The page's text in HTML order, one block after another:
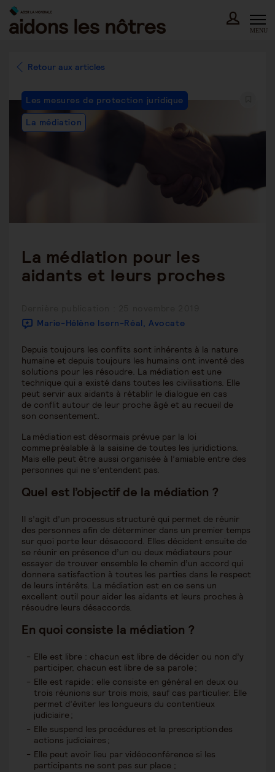
Skip
content
MENU
Retour aux articles
La médiation pour les
aidants et leurs proches
publiée :
Marie-Hélène Isern-Réal, Avocate
Les mesures de protection juridique
La médiation
Depuis toujours les conflits sont inhérents à la nature
humaine et depuis toujours les humains ont inventé des
solutions pour les résoudre. La médiation est une
technique qui a existé dans toutes les civilisations. Elle
peut servir aux aidants à rétablir le dialogue en cas
de conflit autour de leur proche âgé et au recueil de
son consentement.
La médiation est désormais prévue par la loi
comme préalable à la saisine de toutes les juridictions.
Mais elle peut être aussi organisée à l’amiable entre des
personnes qui ne s’entendent pas.
Quel est l’objectif de la médiation ?
Il s’agit d’un processus structuré qui permet de réunir
des personnes afin de déterminer dans un premier temps
sur quoi porte leur désaccord. Elles décident ensuite de
se réunir en présence d’un ou deux médiateurs pour
essayer de trouver ensemble le chemin d’un accord qui
donnera satisfaction à toutes les parties dans le respect
de leurs intérêts. La médiation est en ce sens un
excellent outil pour aider les aidants et leurs proches à
résoudre leurs désaccords.
En quoi consiste la médiation ?
Elle est libre : chacun est libre de décider ou non d’y
participer, chacun est libre de sa parole ;
Elle est rapide : elle consiste en général en deux ou
trois réunions sur trois mois, sauf cas particulier. Elle
permet d’éviter les longueurs du contentieux
judiciaire ;
Elle suspend les procédures et la prescription des
actions judiciaires ;
Elle peut avoir lieu par vidéoconférence si les
participants ne sont pas sur place ;